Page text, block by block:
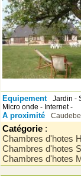
Equipement
Jardin -
Micro onde - Internet -
A proximité
Catégorie :
Chambres d'hotes
Chambres d'hotes
Chambres d'hotes